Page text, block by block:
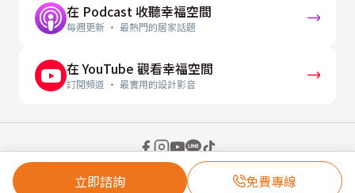
立即諮詢 免費專線
在 Podcast 收聽幸福空間
每週更新 · 最熱門的居家話題
在 YouTube 觀看幸福空間
訂閱頻道 · 最實用的設計影音
© 2026 幸福空間 Gorgeous Space Co., Ltd.